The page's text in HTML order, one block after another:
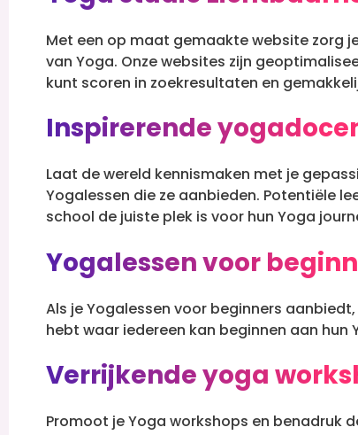
Met een op maat gemaakte website zorg
van Yoga. Onze websites zijn
kunt scoren in zoekresultaten en
Inspirerende
Laat de wereld kennismaken met je
Yogalessen die ze aanbieden. Potentiële
school de juiste plek is voor hun Yoga
Yogalessen voor
Als je Yogalessen voor beginners
hebt waar iedereen kan beginnen aan hun
Verrijkende yoga
Promoot je Yoga workshops en benadruk